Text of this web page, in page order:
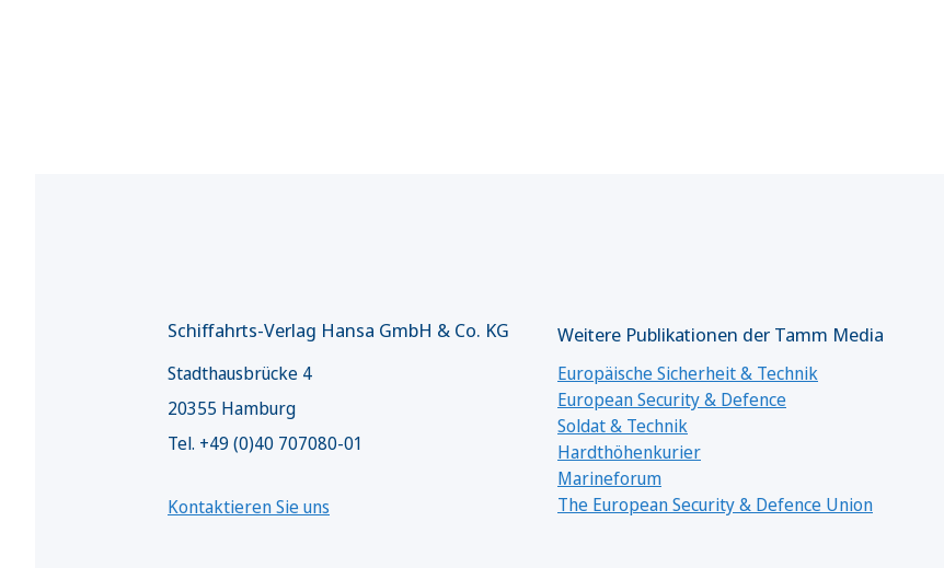
Schiffahrts-Verlag Hansa GmbH & Co. KG
Stadthausbrücke 4
20355 Hamburg
Tel. +49 (0)40 707080-01
Kontaktieren Sie uns
Weitere Publikationen der Tamm Media
Europäische Sicherheit & Technik
European Security & Defence
Soldat & Technik
Hardthöhenkurier
Marineforum
The European Security & Defence Union